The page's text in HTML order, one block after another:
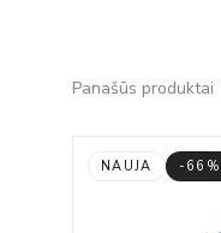
Panašūs produktai
NAUJA -66%